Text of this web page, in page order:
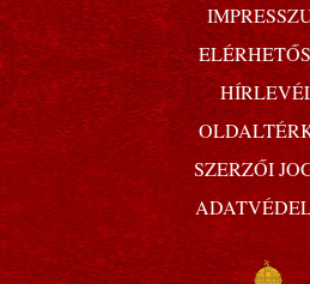
SZERZŐI